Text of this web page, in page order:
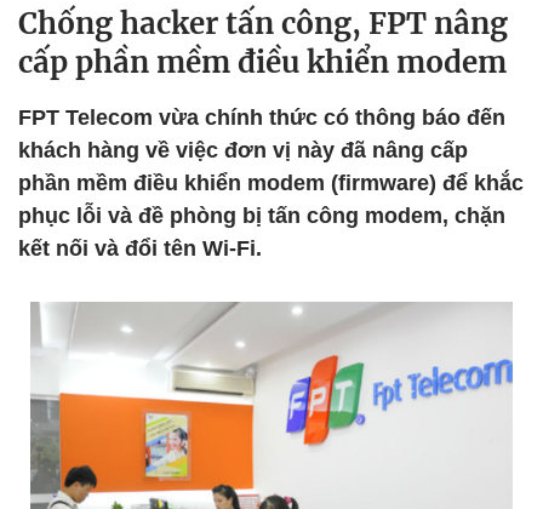
Chống hacker tấn công, FPT nâng
cấp phần mềm điều khiển modem
FPT Telecom vừa chính thức có thông báo đến
khách hàng về việc đơn vị này đã nâng cấp
phần mềm điều khiển modem (firmware) để khắc
phục lỗi và đề phòng bị tấn công modem, chặn
kết nối và đổi tên Wi-Fi.